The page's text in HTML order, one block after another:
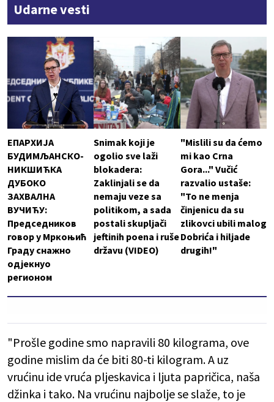
Udarne vesti
ЕПАРХИЈА
БУДИМЉАНСКО-
НИКШИЋКА
ДУБОКО
ЗАХВАЛНА
ВУЧИЋУ:
Председников
говор у Мркоњић
Граду снажно
одјекнуо
регионом
Snimak koji je
ogolio sve laži
blokadera:
Zaklinjali se da
nemaju veze sa
politikom, a sada
postali skupljači
jeftinih poena i ruše
državu (VIDEO)
"Mislili su da ćemo
mi kao Crna
Gora..." Vučić
razvalio ustaše:
"To ne menja
činjenicu da su
zlikovci ubili malog
Dobrića i hiljade
drugih!"
"Prošle godine smo napravili 80 kilograma, ove
godine mislim da će biti 80-ti kilogram. A uz
vrućinu ide vruća pljeskavica i ljuta papričica, naša
džinka i tako. Na vrućinu najbolje se slaže, to je